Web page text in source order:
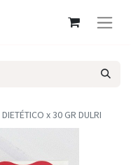
x 30 GR DULRI